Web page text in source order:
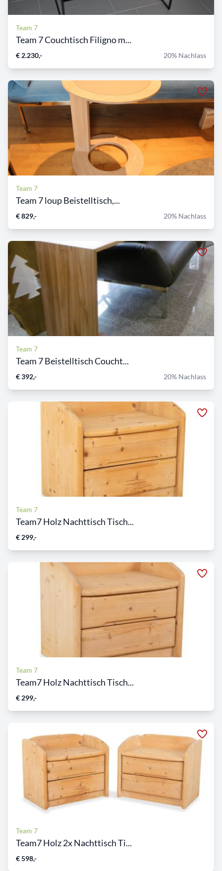
Team 7
Team 7 Couchtisch Filigno m...
€ 2.230,- 20% Nachlass
Team 7
Team 7 loup Beistelltisch,...
€ 829,- 20% Nachlass
Team 7
Team 7 Beistelltisch Coucht...
€ 392,- 20% Nachlass
Team 7
Team7 Holz Nachttisch Tisch...
€ 299,-
Team 7
Team7 Holz Nachttisch Tisch...
€ 299,-
Team 7
Team7 Holz 2x Nachttisch Ti...
€ 598,-